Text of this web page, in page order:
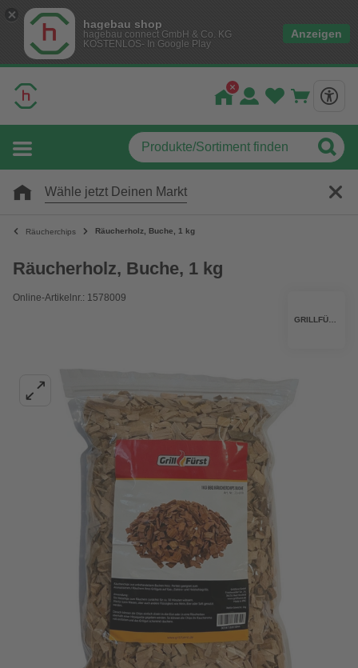
hagebau shop
hagebau connect GmbH & Co. KG
KOSTENLOS- In Google Play
Anzeigen
Wähle jetzt Deinen Markt
Räucherchips Räucherholz, Buche, 1 kg
Räucherholz, Buche, 1 kg
Online-Artikelnr.: 1578009